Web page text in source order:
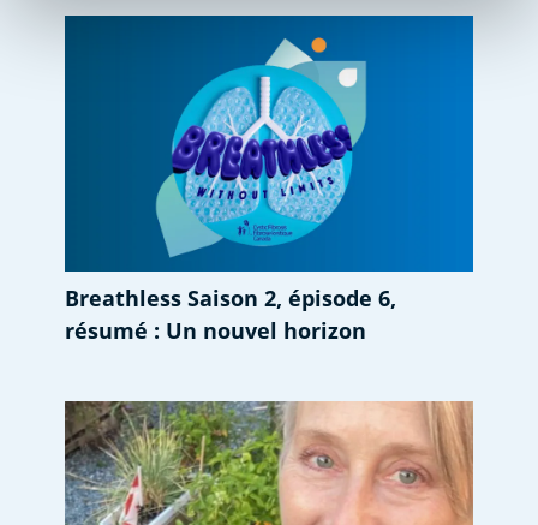
Breathless Saison 2, épisode 6,
résumé : Un nouvel horizon